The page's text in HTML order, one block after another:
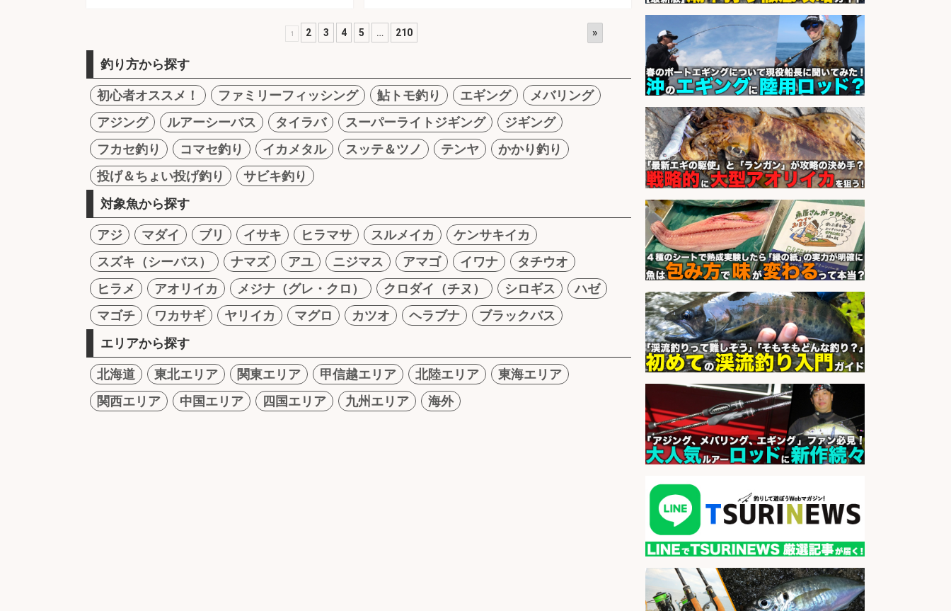
1 2 3 4 5 … 210 »
釣り方から探す
初心者オススメ！ ファミリーフィッシング 鮎トモ釣り エギング
メバリング
アジング
ルアーシーバス タイラバ スーパーライトジギング
ジギング
フカセ釣り
コマセ釣り イカメタル スッテ＆ツノ テンヤ
かかり釣り
投げ＆ちょい投げ釣り
サビキ釣り
対象魚から探す
アジ マダイ ブリ イサキ ヒラマサ スルメイカ
ケンサキイカ
スズキ（シーバス）
ナマズ アユ ニジマス アマゴ イワナ
タチウオ
ヒラメ
アオリイカ メジナ（グレ・クロ） クロダイ（チヌ） シロギス
ハゼ
マゴチ
ワカサギ ヤリイカ マグロ カツオ ヘラブナ
ブラックバス
エリアから探す
北海道 東北エリア 関東エリア 甲信越エリア 北陸エリア
東海エリア
関西エリア
中国エリア 四国エリア 九州エリア 海外